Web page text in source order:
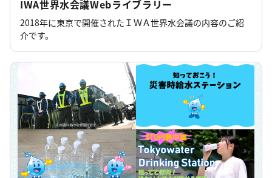
IWA世界水会議Webライブラリー
2018年に東京で開催されたＩＷＡ世界水会議の内容のご紹
介です。